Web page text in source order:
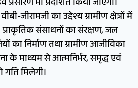
भी प्रदर्शित किया जाएगा।
जीरामजी का उद्देश्य ग्रामीण क्षेत्रों में
संसाधनों का संरक्षण, जल
का निर्माण तथा ग्रामीण आजीविका
के माध्यम से आत्मनिर्भर, समृद्ध एवं
गति मिलेगी।